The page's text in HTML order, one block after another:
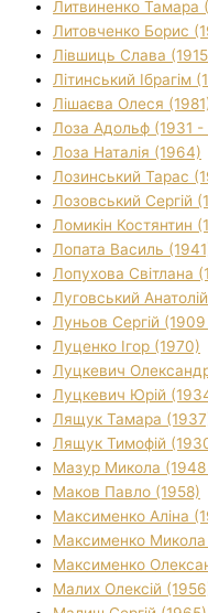
Литвиненко Тамара
Литовченко Борис
Лівшиць Слава
Літинський Ібрагім
Лішаєва Олеся
Лоза Адольф (1931
Лоза Наталія (1964)
Лозинський Тарас
Лозовський Сергій
Ломикін Костянтин
Лопата Василь
Лопухова Світлана
Луговський
Луньов Сергій
Луценко Ігор (1970)
Луцкевич
Луцкевич Юрій
Лящук Тамара
Лящук Тимофій
Мазур Микола (1948
Маков Павло (1958)
Максименко Аліна
Максименко
Максименко
Малих Олексій